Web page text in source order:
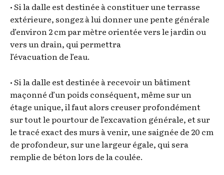
• Si la dalle est destinée à constituer une terrasse
extérieure, songez à lui donner une pente générale
d’environ 2 cm par mètre orientée vers le jardin ou
vers un drain, qui permettra
l’évacuation de l’eau.
• Si la dalle est destinée à recevoir un bâtiment
maçonné d’un poids conséquent, même sur un
étage unique, il faut alors creuser profondément
sur tout le pourtour de l’excavation générale, et sur
le tracé exact des murs à venir, une saignée de 20 cm
de profondeur, sur une largeur égale, qui sera
remplie de béton lors de la coulée.